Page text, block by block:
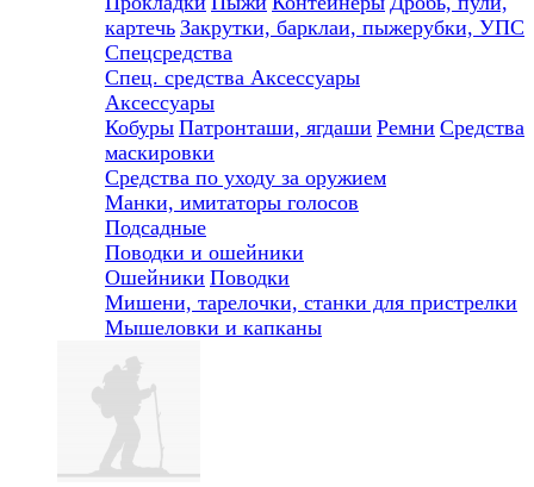
картечь Закрутки, барклаи, пыжерубки, УПС
Спецсредства
Спец. средства Аксессуары
Аксессуары
Кобуры Патронташи, ягдаши Ремни Средства
маскировки
Средства по уходу за оружием
Манки, имитаторы голосов
Подсадные
Поводки и ошейники
Ошейники Поводки
Мишени, тарелочки, станки для пристрелки
Мышеловки и капканы